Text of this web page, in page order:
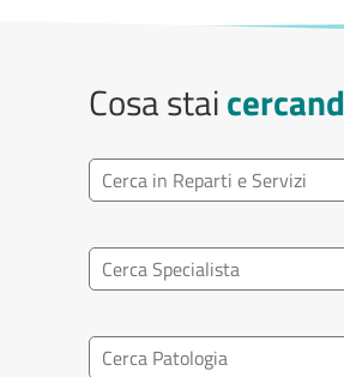
Cosa stai
Ricerca reparto
Ricerca specialisti
Ricerca nel patologia